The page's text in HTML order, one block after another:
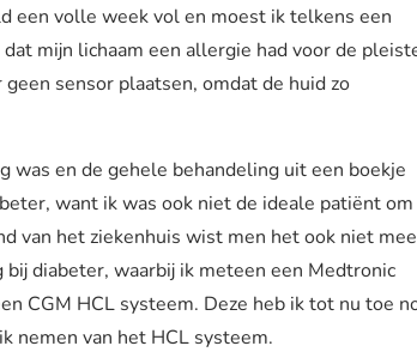
een volle week vol en moest ik telkens een
mijn lichaam een allergie had voor de
sensor plaatsen, omdat de huid zo
was en de gehele behandeling uit een boekje
want ik was ook niet de ideale patiënt om
van het ziekenhuis wist men het ook niet
diabeter, waarbij ik meteen een Medtronic
CGM HCL systeem. Deze heb ik tot nu toe
nemen van het HCL systeem.